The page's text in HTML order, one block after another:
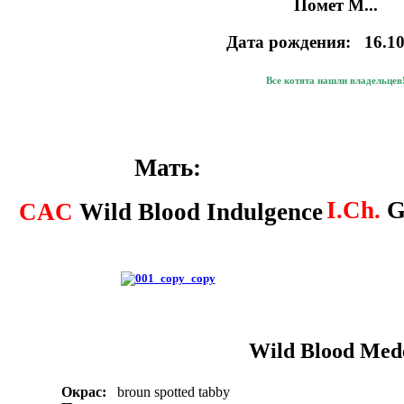
Помет M...
Дата рождения:
Все котята нашли владельцев!
Мать:
CAC Wild Blood IndulgenceI.Ch.
Wild Blood
Окрас:
broun spotted tabby